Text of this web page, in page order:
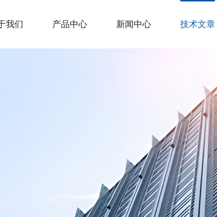
我们 产品中心 新闻中心 技术文章